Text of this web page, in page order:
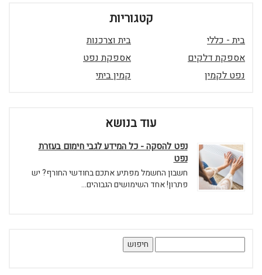
קטגוריות
בית - כללי
בית וצרכנות
אספקת דלקים
אספקת נפט
נפט לקמין
קמין ביתי
עוד בנושא
נפט להסקה - כל המידע לגבי חימום בעזרת
נפט
חשבון החשמל מפתיע אתכם בחודשי החורף? יש
פתרון! אחד השימושים הגבוהים...